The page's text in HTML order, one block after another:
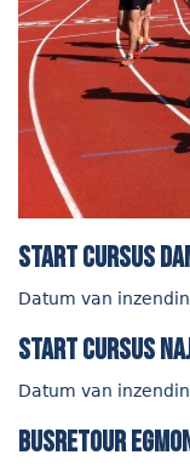
start cursus
Datum van
start cursus
Datum van
Busretour